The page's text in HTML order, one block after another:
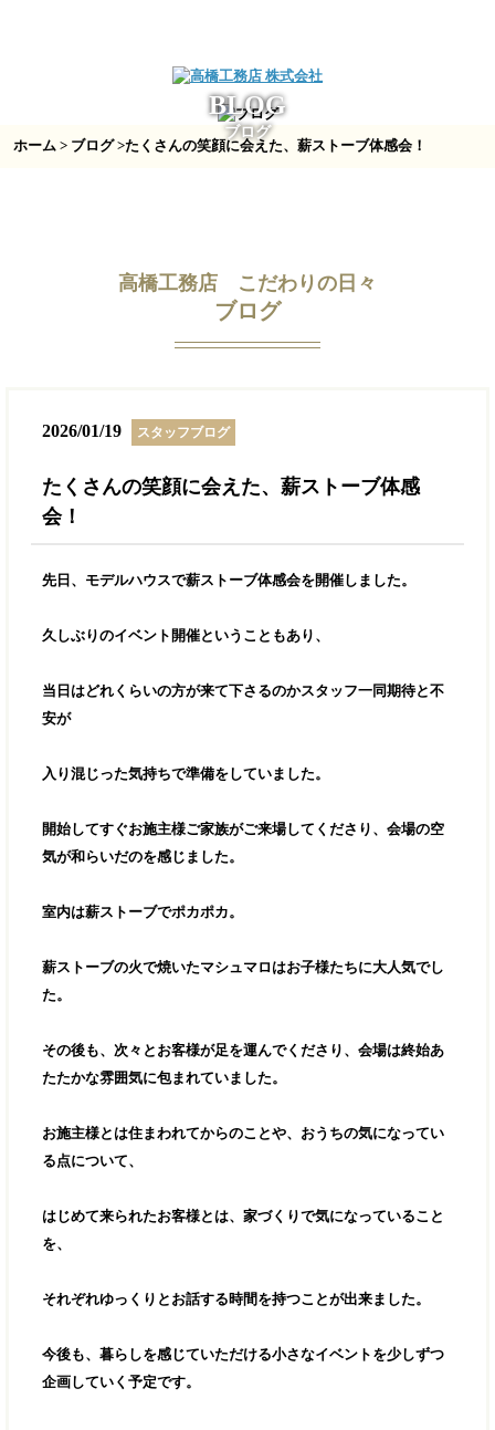
BLOG
ブログ
ホーム > ブログ>たくさんの笑顔に会えた、薪ストーブ体感会！
高橋工務店 こだわりの日々
ブログ
2026/01/19 スタッフブログ
たくさんの笑顔に会えた、薪ストーブ体感
会！
先日、モデルハウスで薪ストーブ体感会を開催しました。
久しぶりのイベント開催ということもあり、
当日はどれくらいの方が来て下さるのかスタッフ一同期待と不
安が
入り混じった気持ちで準備をしていました。
開始してすぐお施主様ご家族がご来場してくださり、会場の空
気が和らいだのを感じました。
室内は薪ストーブでポカポカ。
薪ストーブの火で焼いたマシュマロはお子様たちに大人気でし
た。
その後も、次々とお客様が足を運んでくださり、会場は終始あ
たたかな雰囲気に包まれていました。
お施主様とは住まわれてからのことや、おうちの気になってい
る点について、
はじめて来られたお客様とは、家づくりで気になっていること
を、
それぞれゆっくりとお話する時間を持つことが出来ました。
今後も、暮らしを感じていただける小さなイベントを少しずつ
企画していく予定です。